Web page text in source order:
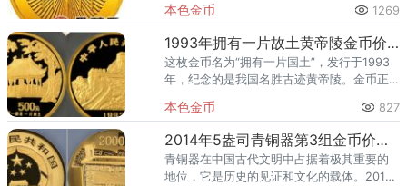
本色金币 1269
1993年拥有一片故土黄帝陵金币价格及收藏价值
这枚金币名为“拥有一片国土”，发行于1993
年，纪念的是我国名胜古迹黄帝陵。金币正
图案为黄帝陵图，图中主图为黄帝陵，背景
图为参天的古树，黄帝陵
本色金币 827
2014年5盎司青铜器第3组金币价格 第3组青铜器5盎司值多少钱
青铜器在中国古代文明中占据着极其重要的
地位，它是历史的见证和文化的载体。2014